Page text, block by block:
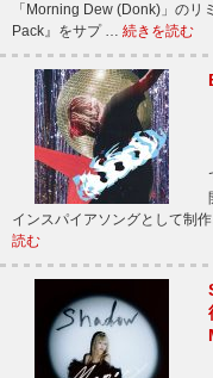
「Morning Dew (Donk)」の
Pack』をサプ … 続きを読む
インスパイアソングとして制
読む